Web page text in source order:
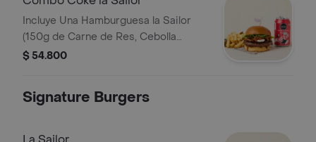
o Ensalada). Puedes Seleccionar Que
Quieres Tomar.
Incluye Una Hamburguesa la Sailor
(150g de Carne de Res, Cebolla
Caramelizada, Tocineta Bañada en
en Mantequilla) Acompañamiento
Seleccionar Que Quieres Tomar.
$ 54.800
Signature Burgers